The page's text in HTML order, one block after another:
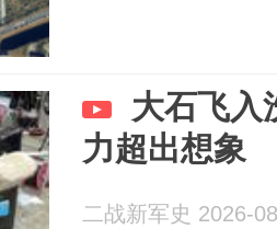
大石飞入
力超出想象
二战新军史 2026-